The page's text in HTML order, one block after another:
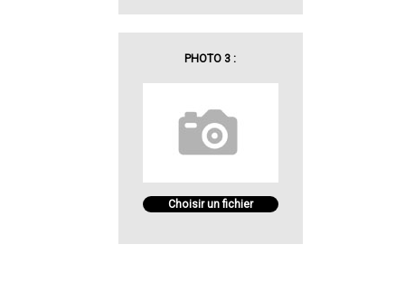
PHOTO 3 :
Choisir un fichier